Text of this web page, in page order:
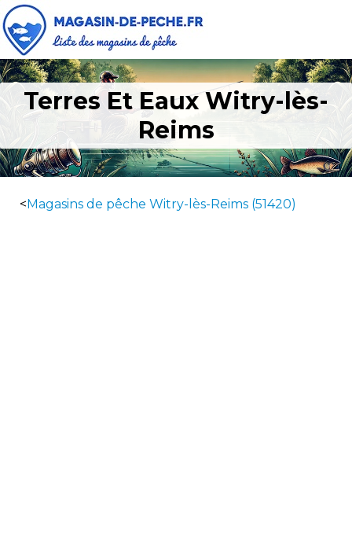
Terres Et Eaux Witry-lès-
Reims
<Magasins de pêche Witry-lès-Reims (51420)